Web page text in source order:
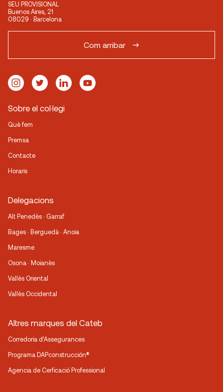
SEU PROVISIONAL
Buenos Aires, 21
08029 · Barcelona
Com arribar
Sobre el col·legi
Què fem
Premsa
Contacte
Horaris
Delegacions
Alt Penedès · Garraf
Bages · Berguedà · Anoia
Maresme
Osona · Moianès
Vallès Oriental
Vallès Occidental
Altres marques del Cateb
Corredoria d’Assegurances
Programa DAPconstrucción®
Agencia de Cerficació Professional